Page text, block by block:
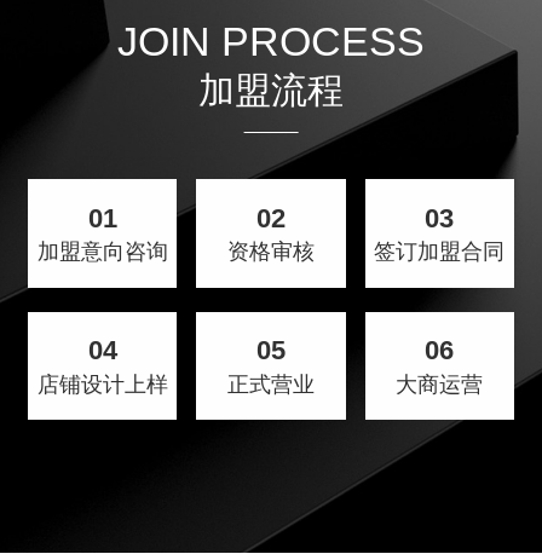
JOIN PROCESS
加盟流程
01
加盟意向咨询
02
资格审核
03
签订加盟合同
04
店铺设计上样
05
正式营业
06
大商运营